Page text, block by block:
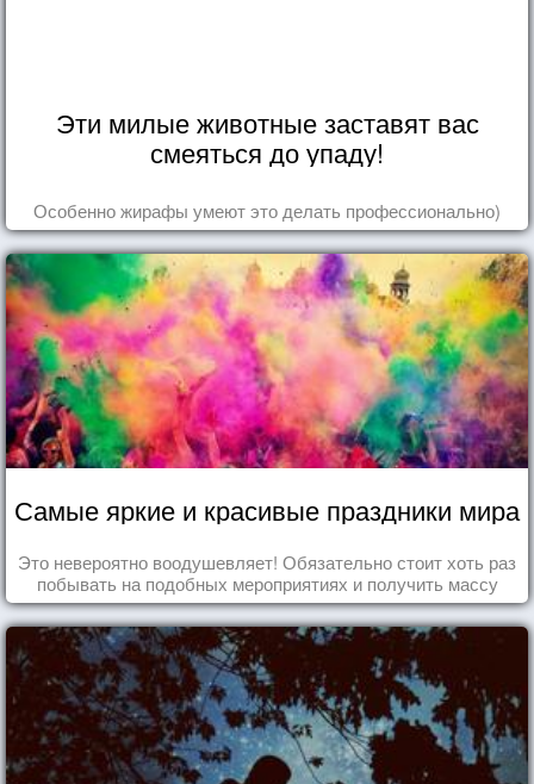
Эти милые животные заставят вас
смеяться до упаду!
Особенно жирафы умеют это делать профессионально)
Самые яркие и красивые праздники мира
Это невероятно воодушевляет! Обязательно стоит хоть раз
побывать на подобных мероприятиях и получить массу
впечатлений!